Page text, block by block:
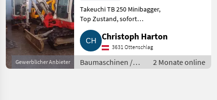
Gewerblicher Anbieter
Takeuchi TB 250 Minibagger,
Top Zustand, sofort
einsatzbereit. Zum Verkauf
steht ein gepflegter Takeuchi
TB 250 Minibagger aus dem Bj.
2015 mit nur 4.448 Bstd. Der B
Christoph Harton
3631 Ottenschlag
Baumaschinen /
Minibagger
2 Monate online